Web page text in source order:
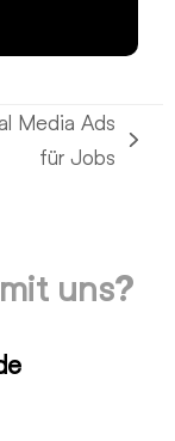
Media Ads
für Jobs
uns?